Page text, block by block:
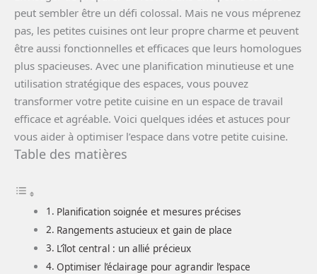
peut sembler être un défi colossal. Mais ne vous méprenez
pas, les petites cuisines ont leur propre charme et peuvent
être aussi fonctionnelles et efficaces que leurs homologues
plus spacieuses. Avec une planification minutieuse et une
utilisation stratégique des espaces, vous pouvez
transformer votre petite cuisine en un espace de travail
efficace et agréable. Voici quelques idées et astuces pour
vous aider à optimiser l’espace dans votre petite cuisine.
Table des matières
Planification soignée et mesures précises
Rangements astucieux et gain de place
L’îlot central : un allié précieux
Optimiser l’éclairage pour agrandir l’espace